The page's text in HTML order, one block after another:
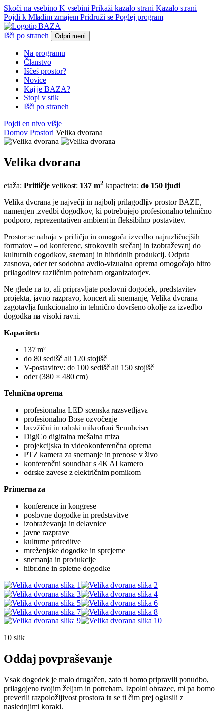
Skoči na vsebino K vsebini Prikaži kazalo strani Kazalo strani
Pojdi k Mladim zmajem Pridruži se Poglej program
Išči po straneh Odpri meni
Na programu
Članstvo
Iščeš prostor?
Novice
Kaj je BAZA?
Stopi v stik
Išči po straneh
Pojdi en nivo višje
Domov Prostori Velika dvorana
Velika dvorana
etaža: Pritličje velikost: 137 m2 kapaciteta: do 150 ljudi
Velika dvorana je največji in najbolj prilagodljiv prostor BAZE,
namenjen izvedbi dogodkov, ki potrebujejo profesionalno tehnično
podporo, reprezentativen ambient in fleksibilno postavitev.
Prostor se nahaja v pritličju in omogoča izvedbo najrazličnejših
formatov – od konferenc, strokovnih srečanj in izobraževanj do
kulturnih dogodkov, snemanj in hibridnih produkcij. Odprta
zasnova, oder ter sodobna avdio-vizualna oprema omogočajo hitro
prilagoditev različnim potrebam organizatorjev.
Ne glede na to, ali pripravljate poslovni dogodek, predstavitev
projekta, javno razpravo, koncert ali snemanje, Velika dvorana
zagotavlja funkcionalno in tehnično dovršeno okolje za izvedbo
dogodka na visoki ravni.
Kapaciteta
137 m²
do 80 sedišč ali 120 stojišč
V-postavitev: do 100 sedišč ali 150 stojišč
oder (380 × 480 cm)
Tehnična oprema
profesionalna LED scenska razsvetljava
profesionalno Bose ozvočenje
brezžični in odrski mikrofoni Sennheiser
DigiCo digitalna mešalna miza
projekcijska in videokonferenčna oprema
PTZ kamera za snemanje in prenose v živo
konferenčni soundbar s 4K AI kamero
odrske zavese z električnim pomikom
Primerna za
konference in kongrese
poslovne dogodke in predstavitve
izobraževanja in delavnice
javne razprave
kulturne prireditve
mreženjske dogodke in sprejeme
snemanja in produkcije
hibridne in spletne dogodke
10 slik
Oddaj povpraševanje
Vsak dogodek je malo drugačen, zato ti bomo pripravili ponudbo,
prilagojeno tvojim željam in potrebam. Izpolni obrazec, mi pa bomo
preverili razpoložljivost prostora in se ti čim prej oglasili z
naslednjimi koraki.